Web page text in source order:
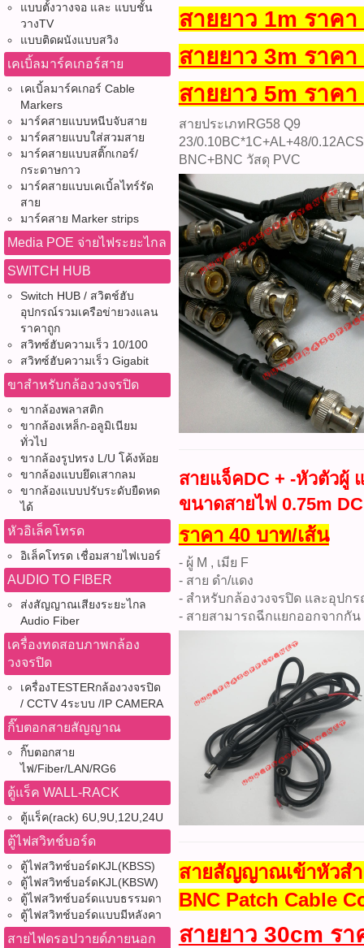
แบบตั้งวางจอ และ แบบชั้น
วางTV
แบบติดผนังแบบสวิง
เคเบิ้ลมาร์คเกอร์สาย
เคเบิ้ลมาร์คเกอร์ Cable
Markers
มาร์คสายแบบหนีบจับสาย
มาร์คสายแบบใส่สวมสาย
มาร์คสายแบบสติ๊กเกอร์/
กระดาษกาว
มาร์คสายแบบเคเบิ้ลไทร์รัด
สาย
มาร์คสาย Marker strips
Media POE จ่ายไฟระยะไกล
SWITCH HUB
Switch HUB / สวิตช์ฮับ
อุปกรณ์รวมเครือข่ายวงแลน
ราคาถูก
สวิทซ์ฮับความเร็ว 10/100
สวิทซ์ฮับความเร็ว Gigabit
ขาสำหรับกล้องวงจรปิด
ขากล้องพลาสติก
ขากล้องเหล็ก-อลูมิเนียม
ทั่วไป
ขากล้องรูปทรง L/U โค้งห้อย
ขากล้องแบบยึดเสากลม
ขากล้องแบบปรับระดับยืดหด
ได้
หัวอิเล็คโทรด
อิเล็คโทรด เชื่อมสายไฟเบอร์
AUDIO TO FIBER
ส่งสัญญาณเสียงระยะไกล
Audio Fiber
เครื่องทดสอบภาพกล้อง
วงจรปิด
เครื่องTESTERกล้องวงจรปิด
/ CCTV 4ระบบ /IP CAMERA
กิ๊บตอกสายสัญญาณ
กิ๊บตอกสาย
ไฟ/Fiber/LAN/RG6
ตู้แร็ค WALL-RACK
ตู้แร็ค(rack) 6U,9U,12U,24U
ตู้ไฟสวิทช์บอร์ด
ตู้ไฟสวิทช์บอร์ดKJL(KBSS)
ตู้ไฟสวิทช์บอร์ดKJL(KBSW)
ตู้ไฟสวิทช์บอร์ดแบบธรรมดา
ตู้ไฟสวิทช์บอร์ดแบบมีหลังคา
สายไฟดรอปวายด์ภายนอก
สายยาว 1m ราค
สายยาว 3m ราค
สายยาว 5m ราค
สายประเภทRG58 Q9
23/0.10BC*1C+AL+48/
BNC+BNC วัสดุ PVC
สายแจ็คDC + -หัวตัวผู้
ขนาดสายไฟ 0.75m
ราคา 40 บาท/เส้น
- ผู้ M , เมีย F
- สาย ดำ/แดง
- สำหรับกล้องวงจรปิด และอุปก
- สายสามารถฉีกแยกออกจากกัน
สายสัญญาณเข้าหัวสำ
BNC Patch Cable
สายยาว 30cm ร